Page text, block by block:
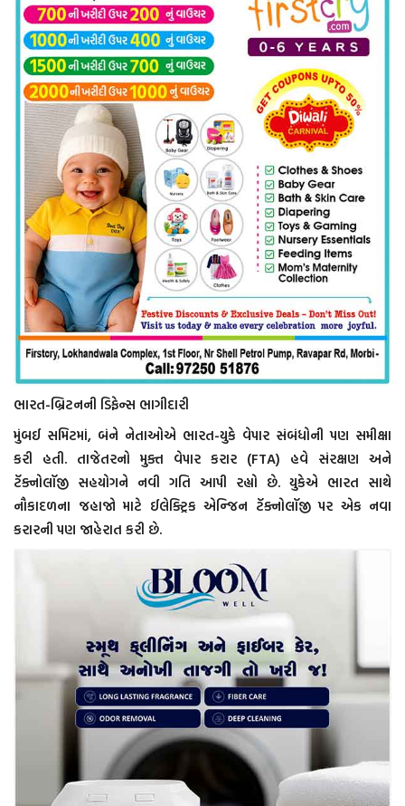
ભારત-બ્રિટનની ડિફેન્સ ભાગીદારી
મુંબઈ સમિટમાં, બંને નેતાઓએ ભારત-યુકે વેપાર સંબંધોની પણ સમીક્ષા
કરી હતી. તાજેતરનો મુક્ત વેપાર કરાર (FTA) હવે સંરક્ષણ અને
ટૅક્નોલૉજી સહયોગને નવી ગતિ આપી રહ્યો છે. યુકેએ ભારત સાથે
નૌકાદળના જહાજો માટે ઈલેક્ટ્રિક એન્જિન ટૅક્નોલૉજી પર એક નવા
કરારની પણ જાહેરાત કરી છે.